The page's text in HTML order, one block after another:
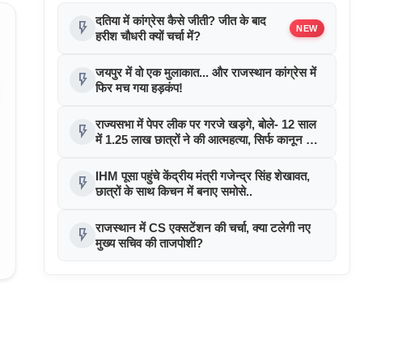
flash_on दतिया में कांग्रेस कैसे जीती? जीत के बाद
हरीश चौधरी क्यों चर्चा में?
NEW
flash_on जयपुर में वो एक मुलाकात... और राजस्थान कांग्रेस में
फिर मच गया हड़कंप!
flash_on राज्यसभा में पेपर लीक पर गरजे खड़गे, बोले- 12 साल
में 1.25 लाख छात्रों ने की आत्महत्या, सिर्फ कानून नहीं
flash_on
IHM पूसा पहुंचे केंद्रीय मंत्री गजेन्द्र सिंह शेखावत,
छात्रों के साथ किचन में बनाए समोसे..
flash_on राजस्थान में CS एक्सटेंशन की चर्चा, क्या टलेगी नए
मुख्य सचिव की ताजपोशी?